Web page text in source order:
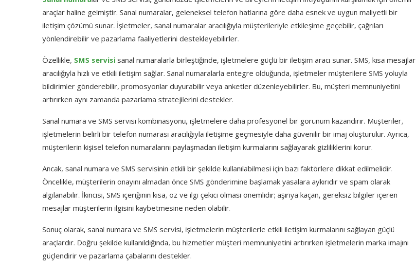
araçlar haline gelmiştir. Sanal numaralar, geleneksel telefon hatlarına göre daha esnek ve uygun maliyetli bir
iletişim çözümü sunar. İşletmeler, sanal numaralar aracılığıyla müşterileriyle etkileşime geçebilir, çağrıları
yönlendirebilir ve pazarlama faaliyetlerini destekleyebilirler.
Özellikle, SMS servisi sanal numaralarla birleştiğinde, işletmelere güçlü bir iletişim aracı sunar. SMS, kısa mesajlar
aracılığıyla hızlı ve etkili iletişim sağlar. Sanal numaralarla entegre olduğunda, işletmeler müşterilere SMS yoluyla
bildirimler gönderebilir, promosyonlar duyurabilir veya anketler düzenleyebilirler. Bu, müşteri memnuniyetini
artırırken aynı zamanda pazarlama stratejilerini destekler.
Sanal numara ve SMS servisi kombinasyonu, işletmelere daha profesyonel bir görünüm kazandırır. Müşteriler,
işletmelerin belirli bir telefon numarası aracılığıyla iletişime geçmesiyle daha güvenilir bir imaj oluşturulur. Ayrıca,
müşterilerin kişisel telefon numaralarını paylaşmadan iletişim kurmalarını sağlayarak gizliliklerini korur.
Ancak, sanal numara ve SMS servisinin etkili bir şekilde kullanılabilmesi için bazı faktörlere dikkat edilmelidir.
Öncelikle, müşterilerin onayını almadan önce SMS gönderimine başlamak yasalara aykırıdır ve spam olarak
algılanabilir. İkincisi, SMS içeriğinin kısa, öz ve ilgi çekici olması önemlidir; aşırıya kaçan, gereksiz bilgiler içeren
mesajlar müşterilerin ilgisini kaybetmesine neden olabilir.
Sonuç olarak, sanal numara ve SMS servisi, işletmelerin müşterilerle etkili iletişim kurmalarını sağlayan güçlü
araçlardır. Doğru şekilde kullanıldığında, bu hizmetler müşteri memnuniyetini artırırken işletmelerin marka imajını
güçlendirir ve pazarlama çabalarını destekler.